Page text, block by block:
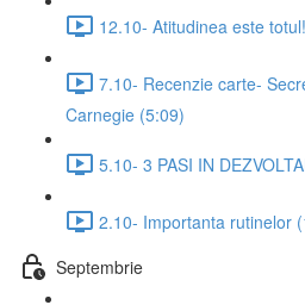
12.10- Atitudinea este
7.10- Recenzie carte-
Carnegie (5:09)
5.10- 3 PASI IN
2.10- Importanta rutinelor
Septembrie